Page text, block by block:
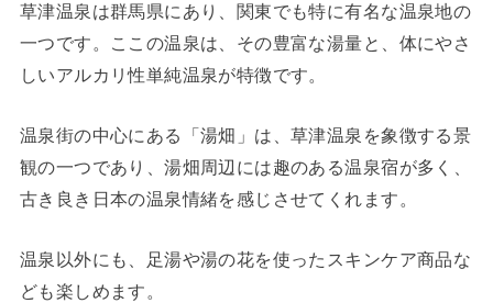
草津温泉は群馬県にあり、関東でも特に有名な温泉地の
一つです。ここの温泉は、その豊富な湯量と、体にやさ
しいアルカリ性単純温泉が特徴です。
温泉街の中心にある「湯畑」は、草津温泉を象徴する景
観の一つであり、湯畑周辺には趣のある温泉宿が多く、
古き良き日本の温泉情緒を感じさせてくれます。
温泉以外にも、足湯や湯の花を使ったスキンケア商品な
ども楽しめます。